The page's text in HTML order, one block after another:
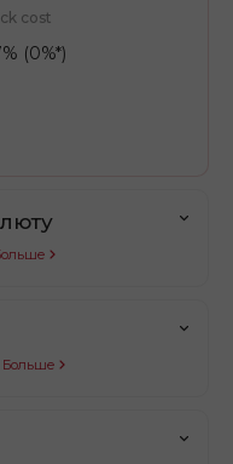
cost
(0%*)
Больше